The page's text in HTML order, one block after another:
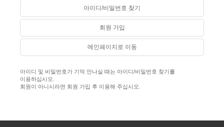
아이디/비밀번호 찾기
회원 가입
메인페이지로 이동
아이디 및 비밀번호가 기억 안나실 때는 아이디/비밀번호 찾기를
이용하십시오.
회원이 아니시라면 회원 가입 후 이용해 주십시오.